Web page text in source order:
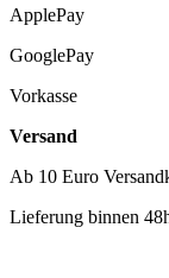
ApplePay
GooglePay
Vorkasse
Versand
Ab 10 Euro
Lieferung binnen